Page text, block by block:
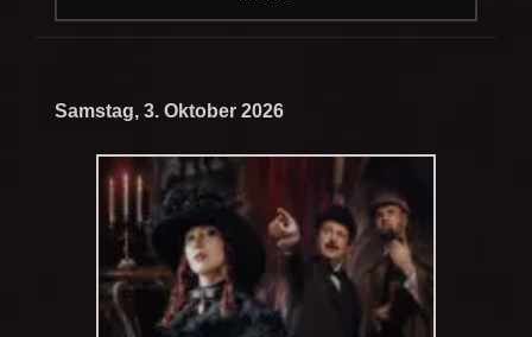
Samstag, 3. Oktober 2026